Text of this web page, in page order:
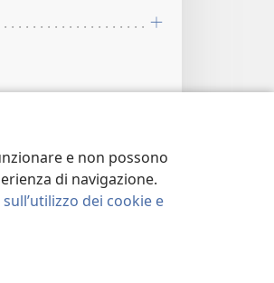
e non possono
di navigazione.
dei cookie e